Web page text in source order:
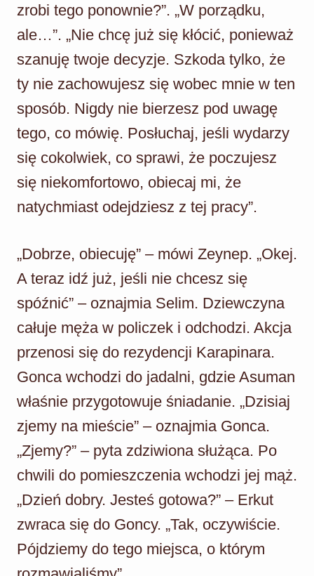
zrobi tego ponownie?”. „W porządku,
ale…”. „Nie chcę już się kłócić, ponieważ
szanuję twoje decyzje. Szkoda tylko, że
ty nie zachowujesz się wobec mnie w ten
sposób. Nigdy nie bierzesz pod uwagę
tego, co mówię. Posłuchaj, jeśli wydarzy
się cokolwiek, co sprawi, że poczujesz
się niekomfortowo, obiecaj mi, że
natychmiast odejdziesz z tej pracy”.
„Dobrze, obiecuję” – mówi Zeynep. „Okej.
A teraz idź już, jeśli nie chcesz się
spóźnić” – oznajmia Selim. Dziewczyna
całuje męża w policzek i odchodzi. Akcja
przenosi się do rezydencji Karapinara.
Gonca wchodzi do jadalni, gdzie Asuman
właśnie przygotowuje śniadanie. „Dzisiaj
zjemy na mieście” – oznajmia Gonca.
„Zjemy?” – pyta zdziwiona służąca. Po
chwili do pomieszczenia wchodzi jej mąż.
„Dzień dobry. Jesteś gotowa?” – Erkut
zwraca się do Goncy. „Tak, oczywiście.
Pójdziemy do tego miejsca, o którym